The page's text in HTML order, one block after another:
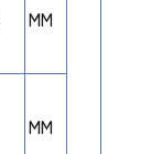
MM
MM